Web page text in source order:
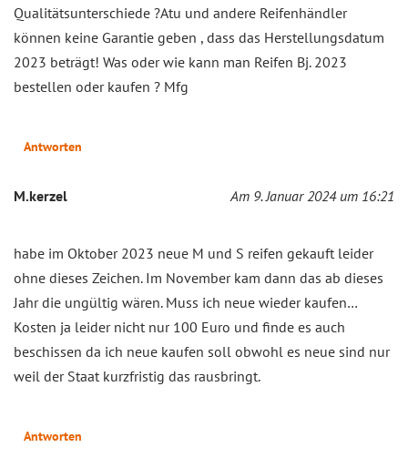
Qualitätsunterschiede ?Atu und andere Reifenhändler
können keine Garantie geben , dass das Herstellungsdatum
2023 beträgt! Was oder wie kann man Reifen Bj. 2023
bestellen oder kaufen ? Mfg
Antworten
M.kerzel Am 9. Januar 2024 um 16:21
habe im Oktober 2023 neue M und S reifen gekauft leider
ohne dieses Zeichen. Im November kam dann das ab dieses
Jahr die ungültig wären. Muss ich neue wieder kaufen…
Kosten ja leider nicht nur 100 Euro und finde es auch
beschissen da ich neue kaufen soll obwohl es neue sind nur
weil der Staat kurzfristig das rausbringt.
Antworten